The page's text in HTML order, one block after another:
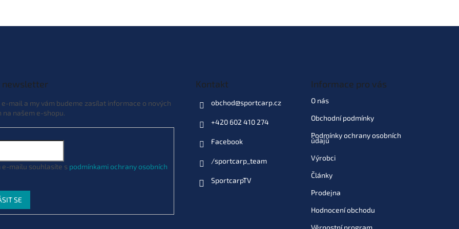
newsletter
mail a my vám budeme zasílat informace o nových
na našem e-shopu.
e-mailu souhlasíte s podmínkami ochrany osobních
SE
Kontakt
obchod@sportcarp.cz
+420 602 410 274
Facebook
/sportcarp_team
SportcarpTV
Informace pro vás
O nás
Obchodní podmínky
Podmínky ochrany osobních
údajů
Výrobci
Články
Prodejna
Hodnocení obchodu
Věrnostní program